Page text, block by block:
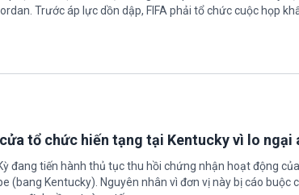
Trước áp lực dồn dập, FIFA phải tổ chức cuộc họp
tổ chức hiến tạng tại Kentucky vì lo ngại
đang tiến hành thủ tục thu hồi chứng nhận hoạt động
(bang Kentucky). Nguyên nhân vì đơn vị này bị cáo buộc